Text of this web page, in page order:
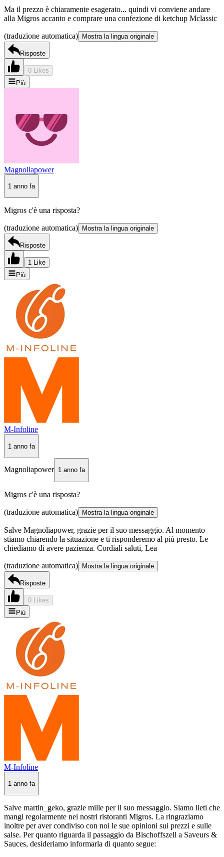
Ma il prezzo è chiaramente esagerato... quindi vi conviene andare
alla Migros accanto e comprare una confezione di ketchup Mclassic
(traduzione automatica) Mostra la lingua originale
Risposte
0 Likes
Più
Magnoliapower
1 anno fa
Migros c'è una risposta?
(traduzione automatica) Mostra la lingua originale
Risposte
1 Like
Più
M-Infoline
1 anno fa
Magnoliapower 1 anno fa
Migros c'è una risposta?
(traduzione automatica) Mostra la lingua originale
Salve Magnoliapower, grazie per il suo messaggio. Al momento
stiamo chiarendo la situazione e ti risponderemo al più presto. Le
chiediamo di avere pazienza. Cordiali saluti, Lea
(traduzione automatica) Mostra la lingua originale
Risposte
0 Likes
Più
M-Infoline
1 anno fa
Salve martin_geko, grazie mille per il suo messaggio. Siamo lieti che
mangi regolarmente nei nostri ristoranti Migros. La ringraziamo
inoltre per aver condiviso con noi le sue opinioni sui prezzi e sulle
salse. Per quanto riguarda il passaggio da Bischoffszell a Saveurs &
Sauces, desideriamo informarla di quanto segue: